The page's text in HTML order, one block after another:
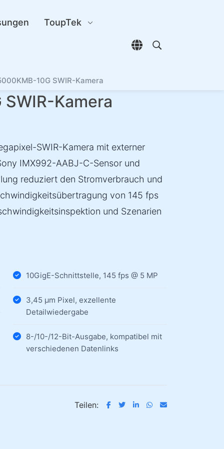
ToupTek
Sprachauswahl
Open search
10G SWIR-Kamera
Kamera
SWIR-Kamera mit externer
IMX992-AABJ-C-Sensor und
reduziert den Stromverbrauch und
von 145 fps
und Szenarien
10GigE-Schnittstelle, 145 fps @ 5 MP
3,45 µm Pixel, exzellente
Detailwiedergabe
8-/10-/12-Bit-Ausgabe, kompatibel mit
verschiedenen Datenlinks
Teilen: